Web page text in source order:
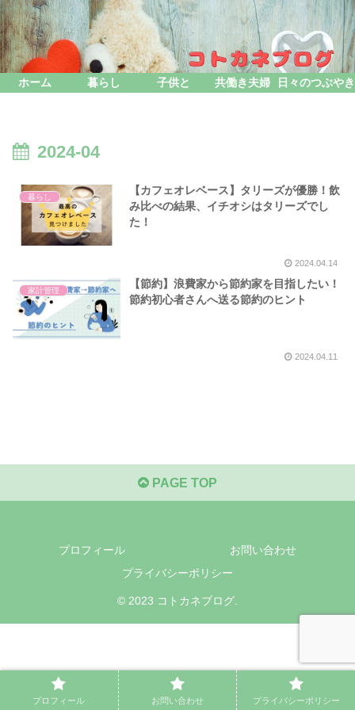
ホーム 暮らし 子供と 共働き夫婦 日々のつぶやき
2024-04
暮らし
【カフェオレベース】タリーズが優勝！飲
み比べの結果、イチオシはタリーズでし
た！
2024.04.14
家計管理
【節約】浪費家から節約家を目指したい！
節約初心者さんへ送る節約のヒント
2024.04.11
PAGE TOP
プロフィール
お問い合わせ
プライバシーポリシー
© 2023 コトカネブログ.
プロフィール お問い合わせ プライバシーポリシー